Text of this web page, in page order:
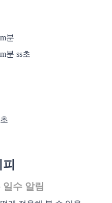
분
분 ss초
수 알림